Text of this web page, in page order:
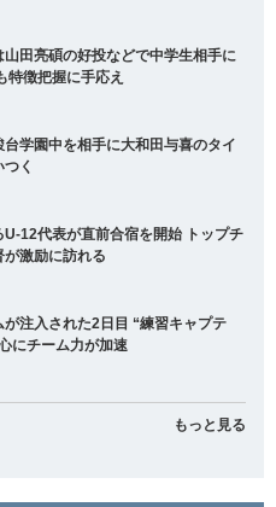
田亮碩の好投などで中学生相手に
特徴把握に手応え
学園中を相手に大和田与喜のタイ
く
12代表が直前合宿を開始 トップチ
激励に訪れる
注入された2日目 “練習キャプテ
にチーム力が加速
もっと見る